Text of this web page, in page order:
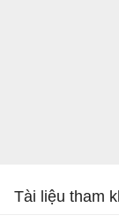
Tài liệu tham